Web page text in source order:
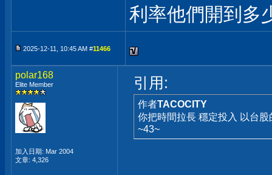
利率他們開到多
2025-12-11, 10:45 AM #11466
polar168
Elite Member
加入日期: Mar 2004
文章: 4,326
引用:
作者TACOCITY
你把時間拉長 穩定投入 以台股
~43~